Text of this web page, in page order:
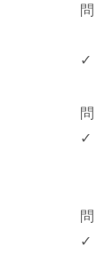
問
✓
問
✓
問
✓